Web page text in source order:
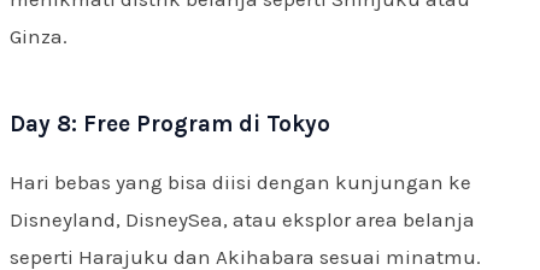
Ginza.
Day 8: Free Program di Tokyo
Hari bebas yang bisa diisi dengan kunjungan ke
Disneyland, DisneySea, atau eksplor area belanja
seperti Harajuku dan Akihabara sesuai minatmu.